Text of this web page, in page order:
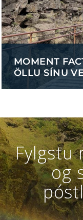
MOMENT
ÖLLU SÍNU
Fylgstu
og